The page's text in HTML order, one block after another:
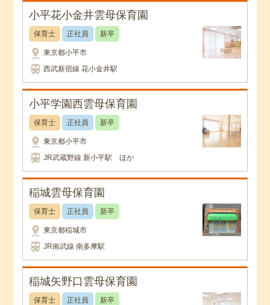
小平花小金井雲母保育園
保育士 正社員 新卒
pin_drop 東京都小平市
train 西武新宿線 花小金井駅
小平学園西雲母保育園
保育士 正社員 新卒
pin_drop 東京都小平市
train JR武蔵野線 新小平駅 ほか
稲城雲母保育園
保育士 正社員 新卒
pin_drop 東京都稲城市
train JR南武線 南多摩駅
稲城矢野口雲母保育園
保育士 正社員 新卒